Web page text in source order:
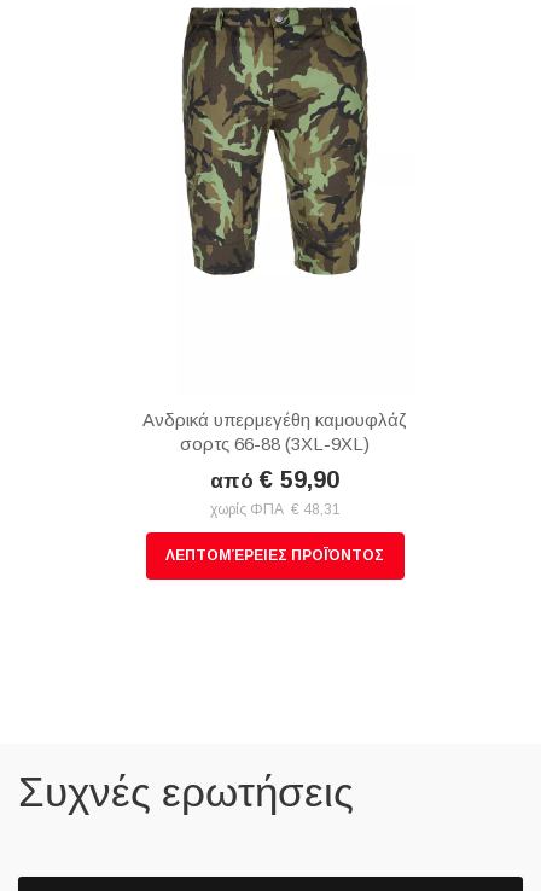
Ανδρικά υπερμεγέθη καμουφλάζ
σορτς 66-88 (3XL-9XL)
από € 59,90
χωρίς ΦΠΑ € 48,31
ΛΕΠΤΟΜΈΡΕΙΕΣ ΠΡΟΪΌΝΤΟΣ
Συχνές ερωτήσεις